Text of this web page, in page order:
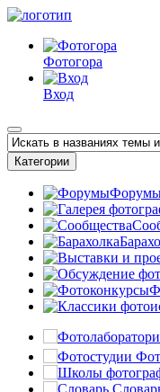
Фотогора
Вход
Категории